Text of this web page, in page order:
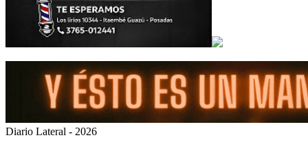
Diario Lateral - 2026